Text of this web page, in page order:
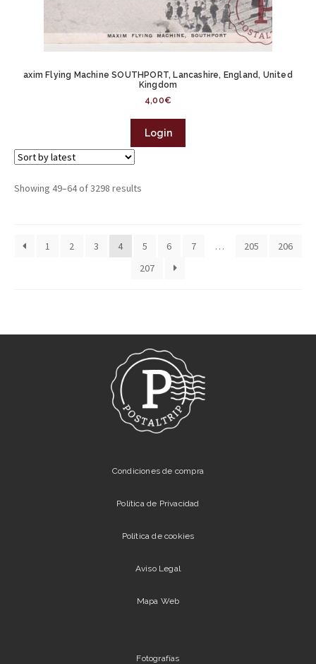
axim Flying Machine SOUTHPORT, Lancashire, England, United
Kingdom
4,00€
Login
Showing 49–64 of 3298 results
1 2 3 4 5 6 7 … 205
206
207
Condiciones de compra
Política de Privacidad
Política de cookies
Aviso Legal
Mapa Web
Fotografías